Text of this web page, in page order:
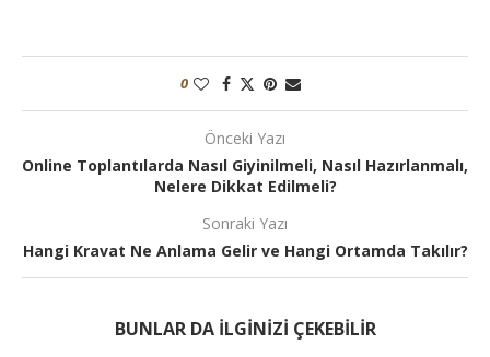
0
Önceki Yazı
Online Toplantılarda Nasıl Giyinilmeli, Nasıl Hazırlanmalı,
Nelere Dikkat Edilmeli?
Sonraki Yazı
Hangi Kravat Ne Anlama Gelir ve Hangi Ortamda Takılır?
BUNLAR DA ILGINIZI ÇEKEBILIR